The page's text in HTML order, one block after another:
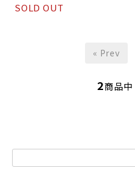
SOLD OUT
« Prev
2商品中